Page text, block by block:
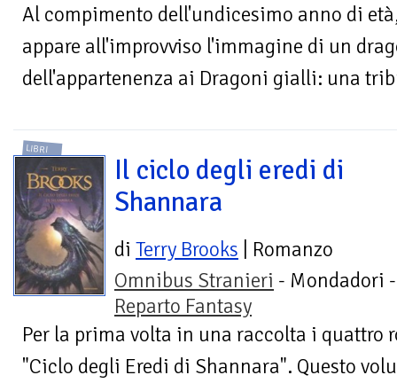
Al compimento dell'undicesimo anno di
appare all'improvviso l'immagine di un
dell'appartenenza ai Dragoni gialli: una
LIBRI
Il ciclo degli eredi di
Shannara
di Terry Brooks | Romanzo
Omnibus Stranieri - Mondadori -
Reparto Fantasy
Per la prima volta in una raccolta i quattro
"Ciclo degli Eredi di Shannara". Questo